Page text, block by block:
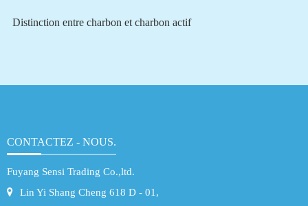
Distinction entre charbon et charbon actif
CONTACTEZ - NOUS.
Fuyang Sensi Trading Co.,ltd.
Lin Yi Shang Cheng 618 D - 01,